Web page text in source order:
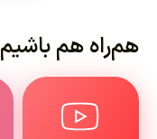
هم‌راه هم باشیم